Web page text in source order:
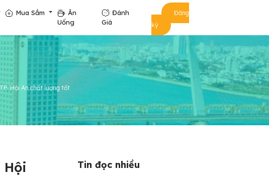
Mua Sắm
Ăn
Uống
Đánh
Giá
Đăng
ký
Hội An chất lượng tốt
Hội
Tin đọc nhiều